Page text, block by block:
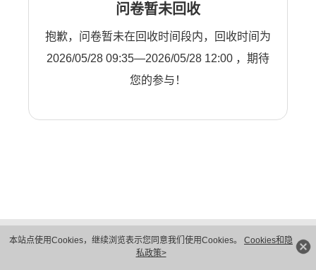
本站点使用Cookies，继续浏览表示您同意我们使用Cookies。 Cookies和隐
私政策>
问卷暂未回收
抱歉，问卷暂未在回收时间段内，回收时间为
2026/05/28 09:35—2026/05/28 12:00 ，期待
您的参与！
隐私保护
法律声明